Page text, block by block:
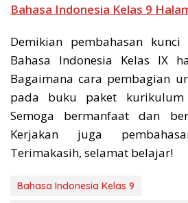
Bahasa Indonesia Kelas 9
Demikian pembahasan
Bahasa Indonesia Kelas IX
Bagaimana cara pembagian
pada buku paket
Semoga bermanfaat dan
Kerjakan juga
Terimakasih, selamat belajar!
Bahasa Indonesia Kelas 9